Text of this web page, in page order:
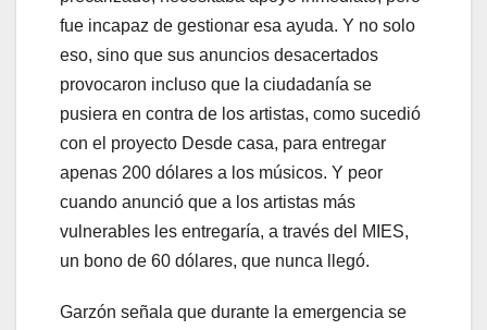
fue incapaz de gestionar esa ayuda. Y no solo
eso, sino que sus anuncios desacertados
provocaron incluso que la ciudadanía se
pusiera en contra de los artistas, como sucedió
con el proyecto Desde casa, para entregar
apenas 200 dólares a los músicos. Y peor
cuando anunció que a los artistas más
vulnerables les entregaría, a través del MIES,
un bono de 60 dólares, que nunca llegó.
Garzón señala que durante la emergencia se